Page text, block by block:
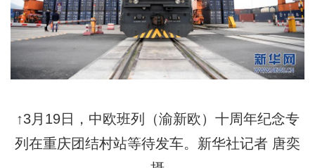
↑3月19日，中欧班列（渝新欧）十周年纪念专
列在重庆团结村站等待发车。新华社记者 唐奕